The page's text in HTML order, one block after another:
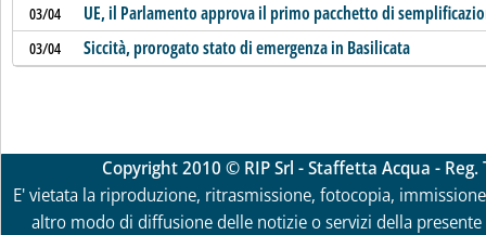
03/04 UE, il Parlamento approva il primo pacchetto di
03/04 Siccità, prorogato stato di emergenza in Basilicata
Copyright 2010 © RIP Srl - Staffetta Acqua -
E' vietata la riproduzione, ritrasmissione, fotocopia,
altro modo di diffusione delle notizie o servizi della